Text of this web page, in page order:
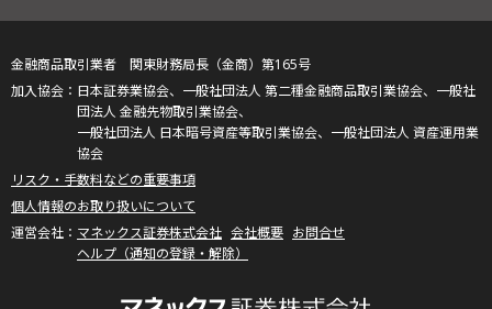
金融商品取引業者 関東財務局長（金商）第165号
日本証券業協会、一般社団法人 第二種金融商品取引業協会、一般社
団法人 金融先物取引業協会、
一般社団法人 日本暗号資産等取引業協会、一般社団法人 資産運用業
協会
リスク・手数料などの重要事項
個人情報のお取り扱いについて
マネックス証券株式会社 会社概要 お問合せ
ヘルプ（通知の登録・解除）